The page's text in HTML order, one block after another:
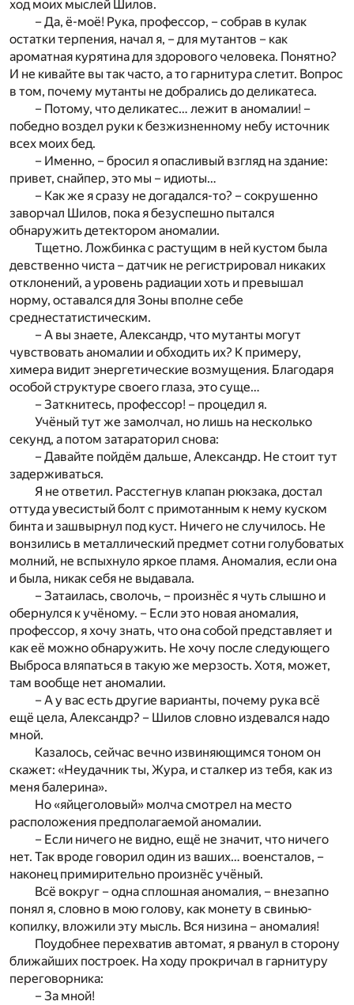
ход моих мыслей Шилов.
– Да, ё-моё! Рука, профессор, – собрав в кулак
остатки терпения, начал я, – для мутантов – как
ароматная курятина для здорового человека. Понятно?
И не кивайте вы так часто, а то гарнитура слетит. Вопрос
в том, почему мутанты не добрались до деликатеса.
– Потому, что деликатес… лежит в аномалии! –
победно воздел руки к безжизненному небу источник
всех моих бед.
– Именно, – бросил я опасливый взгляд на здание:
привет, снайпер, это мы – идиоты…
– Как же я сразу не догадался-то? – сокрушенно
заворчал Шилов, пока я безуспешно пытался
обнаружить детектором аномалии.
Тщетно. Ложбинка с растущим в ней кустом была
девственно чиста – датчик не регистрировал никаких
отклонений, а уровень радиации хоть и превышал
норму, оставался для Зоны вполне себе
среднестатистическим.
– А вы знаете, Александр, что мутанты могут
чувствовать аномалии и обходить их? К примеру,
химера видит энергетические возмущения. Благодаря
особой структуре своего глаза, это суще…
– Заткнитесь, профессор! – процедил я.
Учёный тут же замолчал, но лишь на несколько
секунд, а потом затараторил снова:
– Давайте пойдём дальше, Александр. Не стоит тут
задерживаться.
Я не ответил. Расстегнув клапан рюкзака, достал
оттуда увесистый болт с примотанным к нему куском
бинта и зашвырнул под куст. Ничего не случилось. Не
вонзились в металлический предмет сотни голубоватых
молний, не вспыхнуло яркое пламя. Аномалия, если она
и была, никак себя не выдавала.
– Затаилась, сволочь, – произнёс я чуть слышно и
обернулся к учёному. – Если это новая аномалия,
профессор, я хочу знать, что она собой представляет и
как её можно обнаружить. Не хочу после следующего
Выброса вляпаться в такую же мерзость. Хотя, может,
там вообще нет аномалии.
– А у вас есть другие варианты, почему рука всё
ещё цела, Александр? – Шилов словно издевался надо
мной.
Казалось, сейчас вечно извиняющимся тоном он
скажет: «Неудачник ты, Жура, и сталкер из тебя, как из
меня балерина».
Но «яйцеголовый» молча смотрел на место
расположения предполагаемой аномалии.
– Если ничего не видно, ещё не значит, что ничего
нет. Так вроде говорил один из ваших… военсталов, –
наконец примирительно произнёс учёный.
Всё вокруг – одна сплошная аномалия, – внезапно
понял я, словно в мою голову, как монету в свинью-
копилку, вложили эту мысль. Вся низина – аномалия!
Поудобнее перехватив автомат, я рванул в сторону
ближайших построек. На ходу прокричал в гарнитуру
переговорника:
– За мной!